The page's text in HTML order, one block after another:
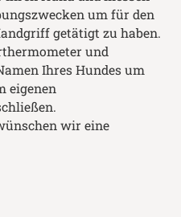
um für den
getätigt zu haben.
und
Ihres Hundes um
eigenen
wir eine